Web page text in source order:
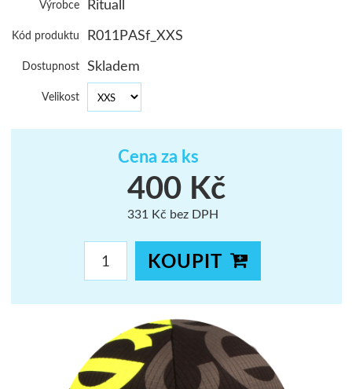
Výrobce Rituall
Kód produktu R011PASf_XXS
Dostupnost Skladem
Velikost
Cena za ks
400 Kč
331 Kč bez DPH
KOUPIT